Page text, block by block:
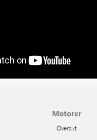
Motorer
Översikt